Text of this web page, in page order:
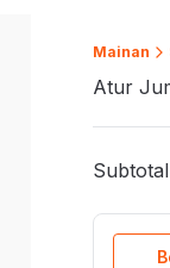
Mainan
Atur